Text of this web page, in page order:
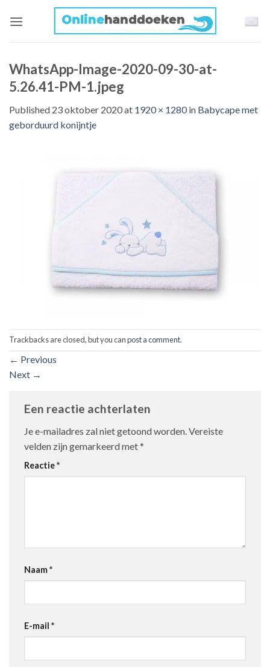
WhatsApp-Image-2020-09-30-at-
5.26.41-PM-1.jpeg
Published 23 oktober 2020at 1920 × 1280in Babycape met
geborduurd konijntje
Trackbacks are closed, but you canpost a comment.
← Previous
Next →
Een reactie achterlaten
Je e-mailadres zal niet getoond worden.Vereiste
velden zijn gemarkeerd met*
Reactie*
Naam*
E-mail *